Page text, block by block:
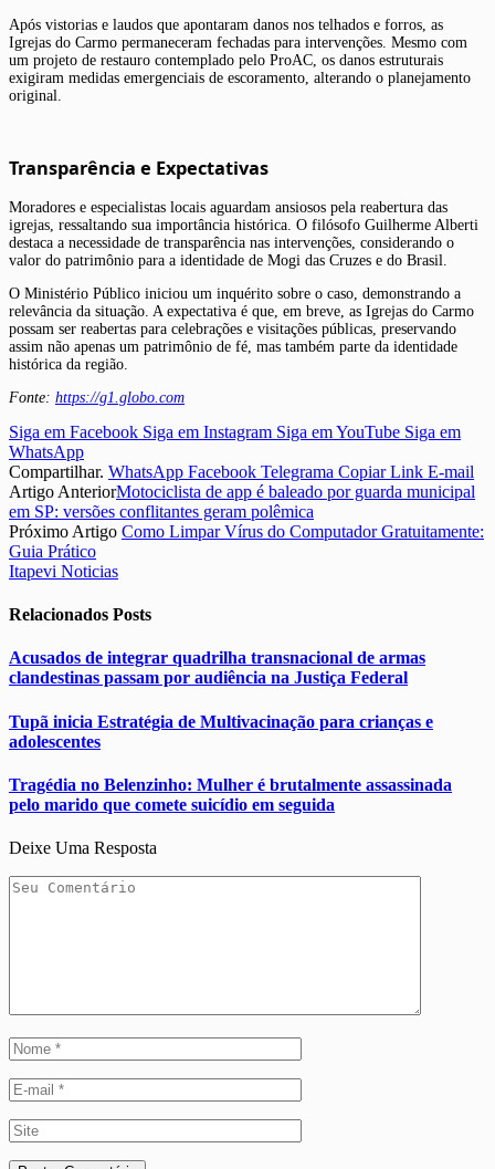
Após vistorias e laudos que apontaram danos nos telhados e forros, as
Igrejas do Carmo permaneceram fechadas para intervenções. Mesmo com
um projeto de restauro contemplado pelo ProAC, os danos estruturais
exigiram medidas emergenciais de escoramento, alterando o planejamento
original.
Transparência e Expectativas
Moradores e especialistas locais aguardam ansiosos pela reabertura das
igrejas, ressaltando sua importância histórica. O filósofo Guilherme Alberti
destaca a necessidade de transparência nas intervenções, considerando o
valor do patrimônio para a identidade de Mogi das Cruzes e do Brasil.
O Ministério Público iniciou um inquérito sobre o caso, demonstrando a
relevância da situação. A expectativa é que, em breve, as Igrejas do Carmo
possam ser reabertas para celebrações e visitações públicas, preservando
assim não apenas um patrimônio de fé, mas também parte da identidade
histórica da região.
Fonte: https://g1.globo.com
Siga em Facebook Siga em Instagram Siga em YouTube Siga em
WhatsApp
Compartilhar. WhatsApp Facebook Telegrama Copiar Link E-mail
Artigo AnteriorMotociclista de app é baleado por guarda municipal
em SP: versões conflitantes geram polêmica
Próximo Artigo Como Limpar Vírus do Computador Gratuitamente:
Guia Prático
Itapevi Noticias
Relacionados Posts
Acusados de integrar quadrilha transnacional de armas
clandestinas passam por audiência na Justiça Federal
Tupã inicia Estratégia de Multivacinação para crianças e
adolescentes
Tragédia no Belenzinho: Mulher é brutalmente assassinada
pelo marido que comete suicídio em seguida
Deixe Uma Resposta